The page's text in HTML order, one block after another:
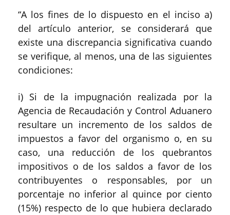
“A los fines de lo dispuesto en el inciso a)
del artículo anterior, se considerará que
existe una discrepancia significativa cuando
se verifique, al menos, una de las siguientes
condiciones:
i) Si de la impugnación realizada por la
Agencia de Recaudación y Control Aduanero
resultare un incremento de los saldos de
impuestos a favor del organismo o, en su
caso, una reducción de los quebrantos
impositivos o de los saldos a favor de los
contribuyentes o responsables, por un
porcentaje no inferior al quince por ciento
(15%) respecto de lo que hubiera declarado